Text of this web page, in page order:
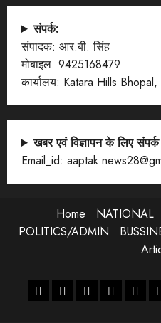
संपर्क:
संपादक: आर.बी. सिंह
मोबाइल: 9425168479
कार्यालय: Katara Hills
खबर एवं विज्ञापन के लिए
Email_id:
Home NATIONAL
POLITICS/ADMIN
HomeNATIONAL
WORLDMP/CG